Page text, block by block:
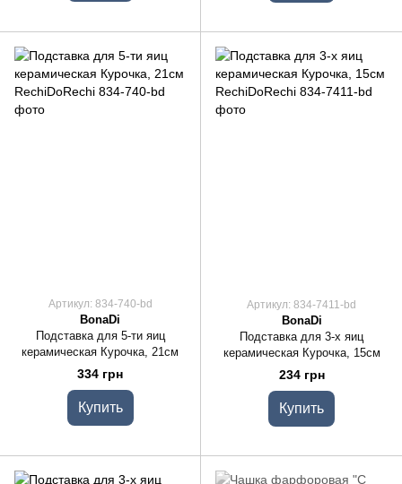
Артикул: 834-740-bd
BonaDi
Подставка для 5-ти яиц
керамическая Курочка, 21см
334 грн
Купить
Артикул: 834-7411-bd
BonaDi
Подставка для 3-х яиц
керамическая Курочка, 15см
234 грн
Купить